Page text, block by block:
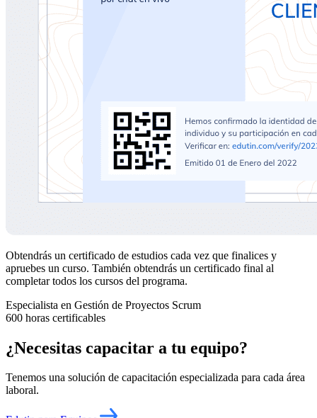
Obtendrás un certificado de estudios cada vez que finalices y
apruebes un curso. También obtendrás un certificado final al
completar todos los cursos del programa.
Especialista en Gestión de Proyectos Scrum
600 horas certificables
¿Necesitas capacitar a tu equipo?
Tenemos una solución de capacitación especializada para cada área
laboral.